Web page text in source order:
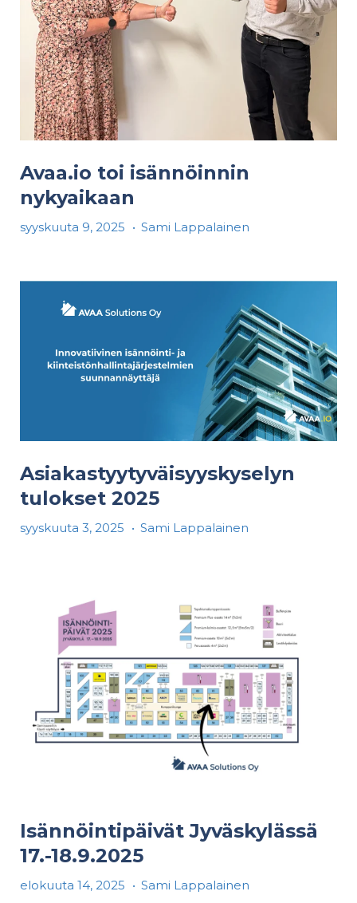
Avaa.io toi isännöinnin
nykyaikaan
syyskuuta 9, 2025 • Sami Lappalainen
Asiakastyytyväisyyskyselyn
tulokset 2025
syyskuuta 3, 2025 • Sami Lappalainen
Isännöintipäivät Jyväskylässä
17.-18.9.2025
elokuuta 14, 2025 • Sami Lappalainen